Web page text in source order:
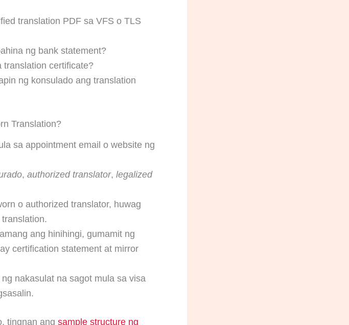
translation PDF sa VFS o TLS
ng bank statement?
translation certificate?
ng konsulado ang translation
Translation?
sa appointment email o website ng
, authorized translator, legalized
o authorized translator, huwag
ang hinihingi, gumamit ng
certification statement at mirror
nakasulat na sagot mula sa visa
tingnan ang sample structure ng